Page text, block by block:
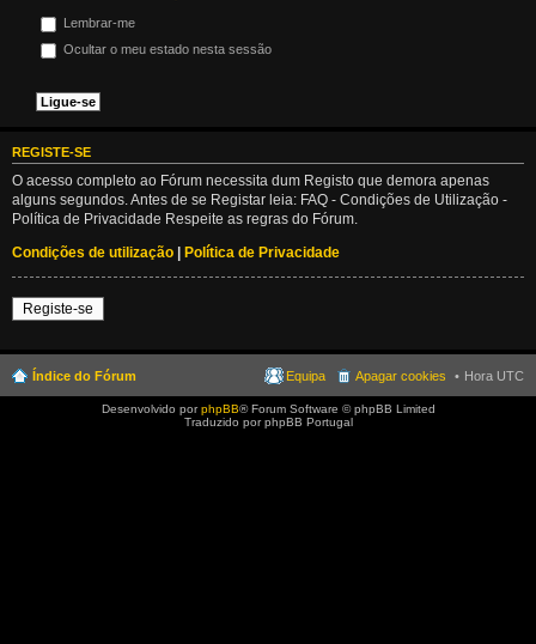
Lembrar-me
Ocultar o meu estado nesta sessão
REGISTE-SE
O acesso completo ao Fórum necessita dum Registo que demora apenas
alguns segundos. Antes de se Registar leia: FAQ - Condições de Utilização -
Política de Privacidade Respeite as regras do Fórum.
Condições de utilização | Política de Privacidade
Registe-se
Índice do Fórum Hora UTC
Apagar cookies
Equipa
Desenvolvido porphpBB® Forum Software © phpBB Limited
Traduzido por phpBB Portugal